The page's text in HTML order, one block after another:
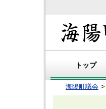
トップ
海陽町議会